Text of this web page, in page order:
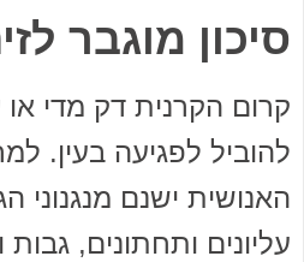
סיכון מוגבר
קרום הקרנית דק מדי
להוביל לפגיעה בעין.
האנושית ישנם מנגנוני
עליונים ותחתונים,